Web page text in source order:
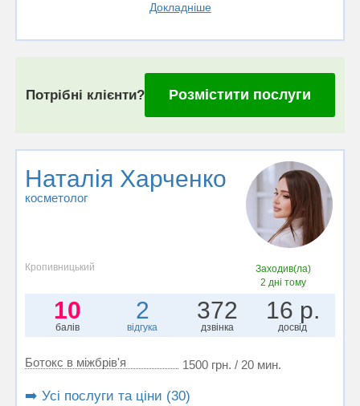
Докладніше
Потрібні клієнти? Розмістити послуги
Наталія Харченко
косметолог
Кропивницький
Заходив(ла)
2 дні тому
10
балів
2
відгука
372
дзвінка
16 р.
досвід
Ботокс в міжбрів'я 1500 грн. / 20 мин.
➡️ Усі послуги та ціни (30)